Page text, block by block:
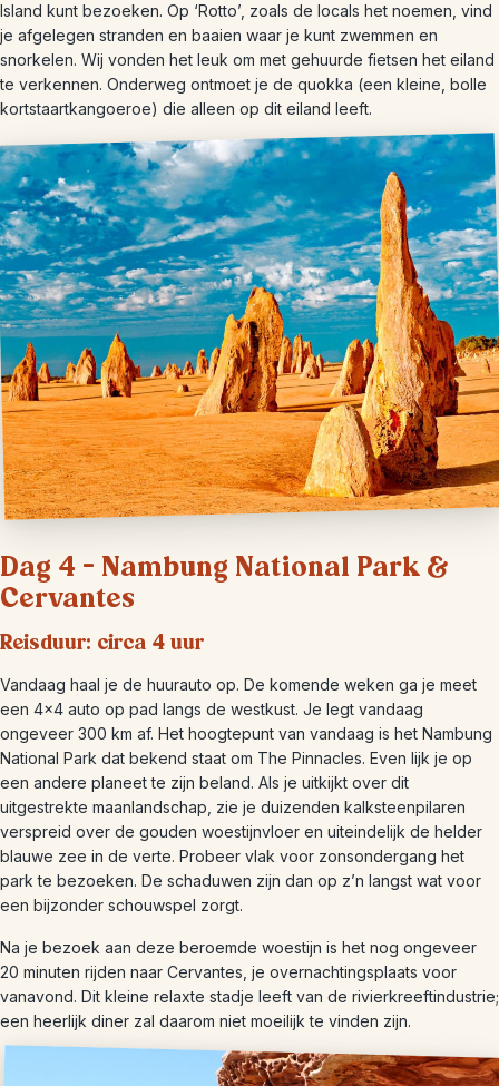
Island kunt bezoeken. Op ‘Rotto’, zoals de locals het noemen, vind
je afgelegen stranden en baaien waar je kunt zwemmen en
snorkelen. Wij vonden het leuk om met gehuurde fietsen het eiland
te verkennen. Onderweg ontmoet je de quokka (een kleine, bolle
kortstaartkangoeroe) die alleen op dit eiland leeft.
Dag 4 – Nambung National Park &
Cervantes
Reisduur: circa 4 uur
Vandaag haal je de huurauto op. De komende weken ga je meet
een 4×4 auto op pad langs de westkust. Je legt vandaag
ongeveer 300 km af. Het hoogtepunt van vandaag is het Nambung
National Park dat bekend staat om The Pinnacles. Even lijk je op
een andere planeet te zijn beland. Als je uitkijkt over dit
uitgestrekte maanlandschap, zie je duizenden kalksteenpilaren
verspreid over de gouden woestijnvloer en uiteindelijk de helder
blauwe zee in de verte. Probeer vlak voor zonsondergang het
park te bezoeken. De schaduwen zijn dan op z’n langst wat voor
een bijzonder schouwspel zorgt.
Na je bezoek aan deze beroemde woestijn is het nog ongeveer
20 minuten rijden naar Cervantes, je overnachtingsplaats voor
vanavond. Dit kleine relaxte stadje leeft van de rivierkreeftindustrie;
een heerlijk diner zal daarom niet moeilijk te vinden zijn.